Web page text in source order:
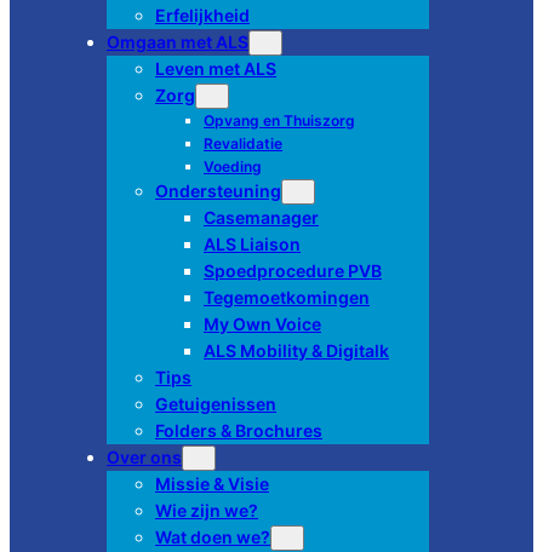
Erfelijkheid
Omgaan met ALS
Leven met ALS
Zorg
Opvang en Thuiszorg
Revalidatie
Voeding
Ondersteuning
Casemanager
ALS Liaison
Spoedprocedure PVB
Tegemoetkomingen
My Own Voice
ALS Mobility & Digitalk
Tips
Getuigenissen
Folders & Brochures
Over ons
Missie & Visie
Wie zijn we?
Wat doen we?